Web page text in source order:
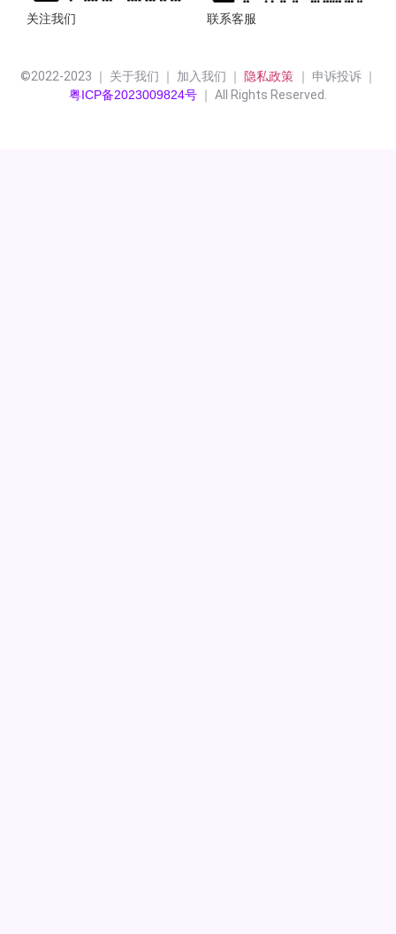
关注我们 联系客服
©2022-2023 ｜ 关于我们 ｜ 加入我们 ｜ 隐私政策
｜ 申诉投诉 ｜
粤ICP备2023009824号 ｜ All Rights Reserved.